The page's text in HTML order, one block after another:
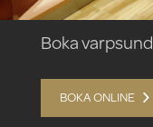
Boka varpsund
BOKA ONLINE